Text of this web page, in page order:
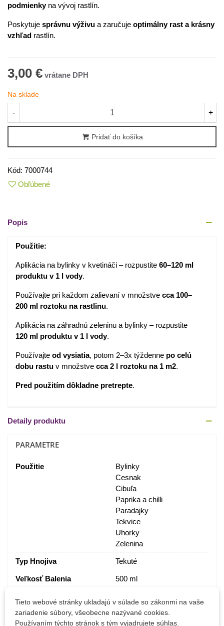
podmienkyna vývoj rastlín.
Poskytuje správnu výživu a zaručuje optimálny rast a krásny
vzhľad rastlín.
3,00 €
Na sklade
- +
Pridať do košíka
Kód: 7000744
Obľúbené
Popis
Použitie:
Aplikácia na bylinky v kvetináči – rozpustite 60–120 ml
produktu v 1 l vody.
Používajte pri každom zalievaní v množstve cca 100–
200 ml roztoku na rastlinu.
Aplikácia na záhradnú zeleninu a bylinky – rozpustite
120 ml produktu v 1 l vody.
Používajte od vysiatia, potom 2–3x týždenne po celú
dobu rastu v množstve cca 2 l roztoku na 1 m2.
Pred použitím dôkladne pretrepte.
Detaily produktu
PARAMETRE
Použitie
Bylinky
Cesnak
Cibuľa
Paprika a chilli
Paradajky
Tekvice
Uhorky
Zelenina
Typ Hnojiva Tekuté
Veľkosť Balenia 500 ml
Na Ekologické Pestovanie Nie
Tieto webové stránky ukladajú v súlade so zákonmi na vaše
zariadenie súbory, všeobecne nazývané cookies.
Používaním týchto stránok s tým vyjadrujete súhlas.